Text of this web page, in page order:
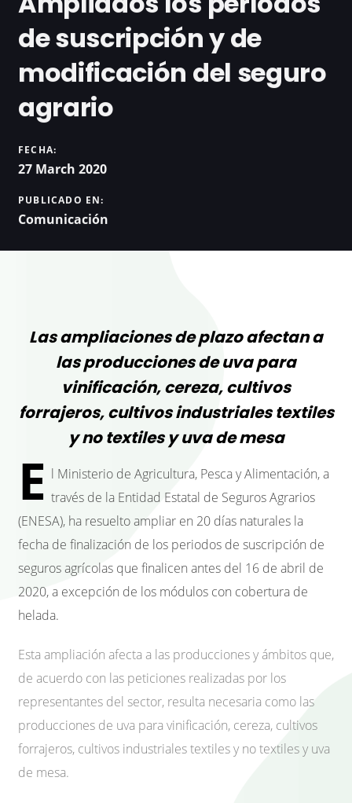
de suscripción y de
modificación del seguro
agrario
FECHA:
27 March 2020
PUBLICADO EN:
Comunicación
Las ampliaciones de plazo afectan a
las producciones de uva para
vinificación, cereza, cultivos
forrajeros, cultivos industriales textiles
y no textiles y uva de mesa
E l Ministerio de Agricultura, Pesca y Alimentación, a
través de la Entidad Estatal de Seguros Agrarios
(ENESA), ha resuelto ampliar en 20 días naturales la
fecha de finalización de los periodos de suscripción de
seguros agrícolas que finalicen antes del 16 de abril de
2020, a excepción de los módulos con cobertura de
helada.
Esta ampliación afecta a las producciones y ámbitos que,
de acuerdo con las peticiones realizadas por los
representantes del sector, resulta necesaria como las
producciones de uva para vinificación, cereza, cultivos
forrajeros, cultivos industriales textiles y no textiles y uva
de mesa.